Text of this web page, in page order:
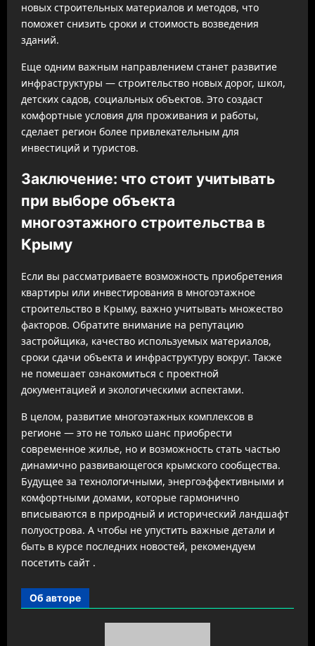
новых строительных материалов и методов, что
поможет снизить сроки и стоимость возведения
зданий.
Еще одним важным направлением станет развитие
инфраструктуры — строительство новых дорог, школ,
детских садов, социальных объектов. Это создаст
комфортные условия для проживания и работы,
сделает регион более привлекательным для
инвестиций и туристов.
Заключение: что стоит учитывать
при выборе объекта
многоэтажного строительства в
Крыму
Если вы рассматриваете возможность приобретения
квартиры или инвестирования в многоэтажное
строительство в Крыму, важно учитывать множество
факторов. Обратите внимание на репутацию
застройщика, качество используемых материалов,
сроки сдачи объекта и инфраструктуру вокруг. Также
не помешает ознакомиться с проектной
документацией и экологическими аспектами.
В целом, развитие многоэтажных комплексов в
регионе — это не только шанс приобрести
современное жилье, но и возможность стать частью
динамично развивающегося крымского сообщества.
Будущее за технологичными, энергоэффективными и
комфортными домами, которые гармонично
вписываются в природный и исторический ландшафт
полуострова. А чтобы не упустить важные детали и
быть в курсе последних новостей, рекомендуем
посетить сайт .
Об авторе